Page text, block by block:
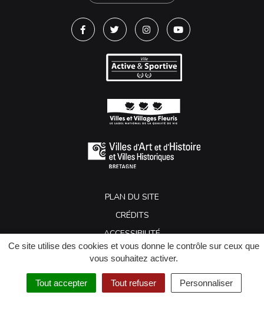
Ce site utilise des cookies et vous donne le contrôle sur ceux que
vous souhaitez activer.
Tout accepter Tout refuser Personnaliser
Lien vers le compte Facebook
Lien vers le compte Twitter
Lien vers le compte
Lien vers la chaîne
PLAN DU SITE
CRÉDITS
ACCESSIBILITÉ
MENTIONS LÉGALES